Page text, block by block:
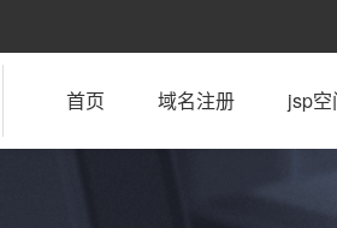
首页 域名注册 jsp空